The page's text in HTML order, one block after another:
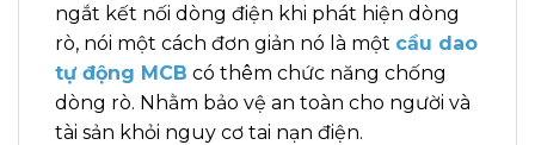
ngắt kết nối dòng điện khi phát hiện dòng
rò, nói một cách đơn giản nó là một cầu dao
tự động MCB có thêm chức năng chống
dòng rò. Nhằm bảo vệ an toàn cho người và
tài sản khỏi nguy cơ tai nạn điện.